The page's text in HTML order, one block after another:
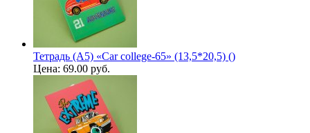
Тетрадь (A5) «Car college-65» (13,5*20,5) ()
Цена: 69.00 руб.